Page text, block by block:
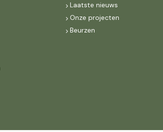
Laatste nieuws
Onze projecten
Beurzen